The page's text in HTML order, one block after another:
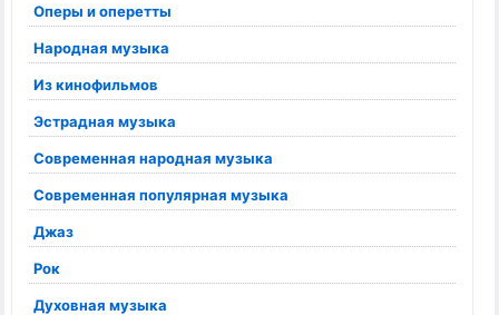
Оперы и оперетты
Народная музыка
Из кинофильмов
Эстрадная музыка
Современная народная музыка
Современная популярная музыка
Джаз
Рок
Духовная музыка